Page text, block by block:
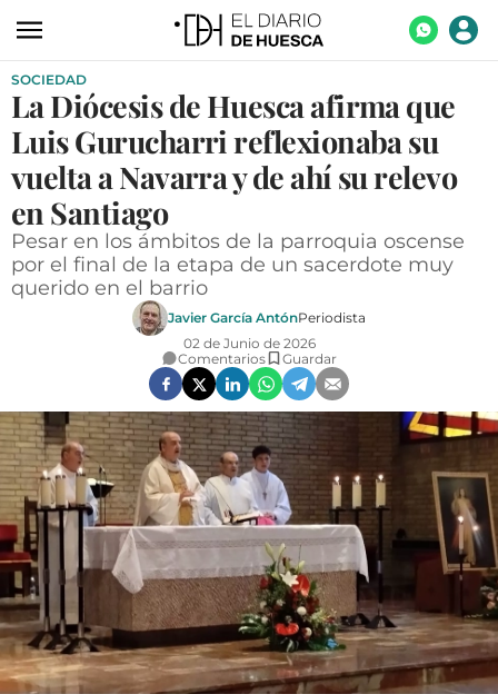
ACTUALIDAD
ECONOMÍA
TECNOLOGÍA
TURISMO
AGROALIMENTACIÓN
DEPORTES
OPINIÓN
GALERÍAS
VÍDEOS
CONTACTAR
FIESTAS EN EL ALTO ARAGÓN
FIESTAS DE SAN LORENZO
AGENDA
SOCIEDAD
La Diócesis de Huesca afirma que
Luis Gurucharri reflexionaba su
vuelta a Navarra y de ahí su relevo
en Santiago
Pesar en los ámbitos de la parroquia oscense
por el final de la etapa de un sacerdote muy
querido en el barrio
Javier García AntónPeriodista
02 de Junio de 2026
Comentarios
Guardar